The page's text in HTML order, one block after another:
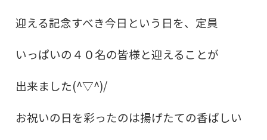
迎える記念すべき今日という日を、 定員
いっぱいの ４０名の皆様と迎える ことが
出来ました(^▽^)/
お祝いの日を彩ったのは揚げたての香ばしい